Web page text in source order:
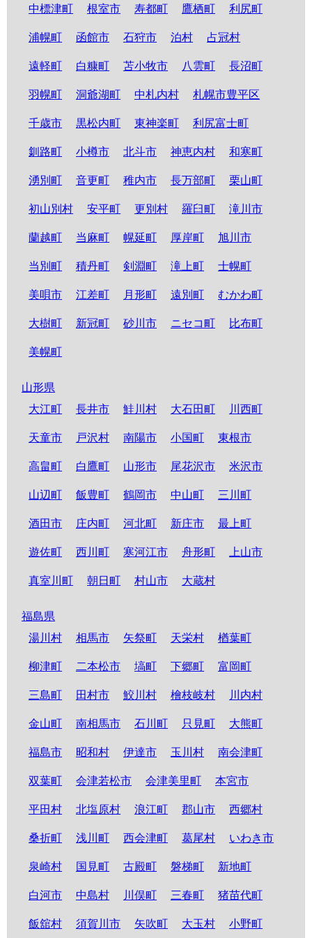
中標津町 根室市 寿都町 鷹栖町 利尻町
浦幌町 函館市 石狩市 泊村 占冠村
遠軽町 白糠町 苫小牧市 八雲町 長沼町
羽幌町 洞爺湖町 中札内村 札幌市豊平区
千歳市 黒松内町 東神楽町 利尻富士町
釧路町 小樽市 北斗市 神恵内村 和寒町
湧別町 音更町 稚内市 長万部町 栗山町
初山別村 安平町 更別村 羅臼町 滝川市
蘭越町 当麻町 幌延町 厚岸町 旭川市
当別町 積丹町 剣淵町 滝上町 士幌町
美唄市 江差町 月形町 遠別町 むかわ町
大樹町 新冠町 砂川市 ニセコ町 比布町
美幌町
山形県
大江町
長井市 鮭川村 大石田町 川西町
天童市 戸沢村 南陽市 小国町 東根市
高畠町 白鷹町 山形市 尾花沢市 米沢市
山辺町 飯豊町 鶴岡市 中山町 三川町
酒田市 庄内町 河北町 新庄市 最上町
遊佐町 西川町 寒河江市 舟形町 上山市
真室川町 朝日町 村山市 大蔵村
福島県
湯川村
相馬市 矢祭町 天栄村 楢葉町
柳津町 二本松市 塙町 下郷町 富岡町
三島町 田村市 鮫川村 檜枝岐村 川内村
金山町 南相馬市 石川町 只見町 大熊町
福島市 昭和村 伊達市 玉川村 南会津町
双葉町 会津若松市 会津美里町 本宮市
平田村 北塩原村 浪江町 郡山市 西郷村
桑折町 浅川町 西会津町 葛尾村 いわき市
泉崎村 国見町 古殿町 磐梯町 新地町
白河市 中島村 川俣町 三春町 猪苗代町
飯舘村 須賀川市 矢吹町 大玉村 小野町